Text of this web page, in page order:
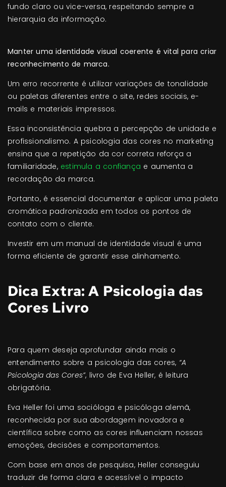
fundo claro ou vice-versa, respeitando sempre a
hierarquia da informação.
Manter uma identidade visual coerente é vital para criar
reconhecimento de marca.
Um erro recorrente é utilizar variações de tonalidade
ou paletas diferentes entre o site, redes sociais, e-
mails e materiais impressos.
Essa inconsistência quebra a percepção de unidade e
profissionalismo. A psicologia das cores no marketing
ensina que a repetição da cor correta reforça a
familiaridade, estimula a confiança e aumenta a
recordação da marca.
Portanto, é essencial documentar e aplicar uma paleta
cromática padronizada em todos os pontos de
contato com o cliente.
Investir em um manual de identidade visual é uma
forma eficiente de garantir esse alinhamento.
Dica Extra: A Psicologia das
Cores Livro
Para quem deseja aprofundar ainda mais o
entendimento sobre a psicologia das cores, “A
Psicologia das Cores”, livro de Eva Heller, é leitura
obrigatória.
Eva Heller foi uma socióloga e psicóloga alemã,
reconhecida por sua abordagem inovadora e
científica sobre como as cores influenciam nossas
emoções, decisões e comportamentos.
Com base em anos de pesquisa, Heller conseguiu
traduzir de forma clara e acessível o impacto